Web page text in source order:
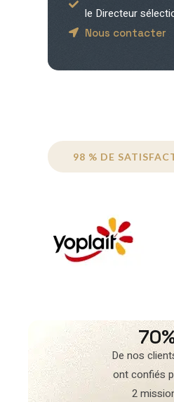
le Directeur
Nous contacter
98 % DE
De nos
ont confiés
2